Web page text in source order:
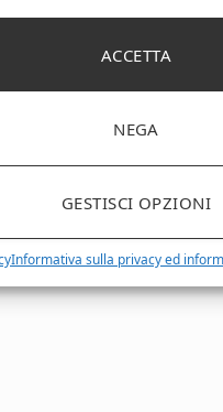
ACCETTA
NEGA
GESTISCI OPZIONI
Informativa sulla privacy ed
Produzione